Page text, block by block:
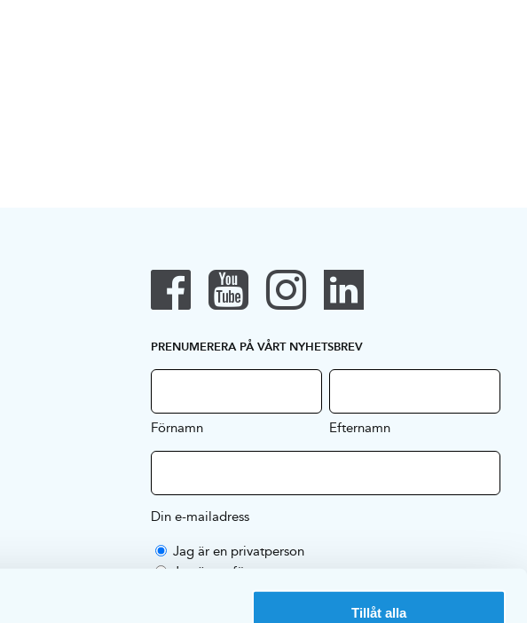
Tillåt alla
PRENUMERERA PÅ VÅRT NYHETSBREV
Förnamn Efternamn
Din e-mailadress
Jag är en privatperson
Jag är ett företag